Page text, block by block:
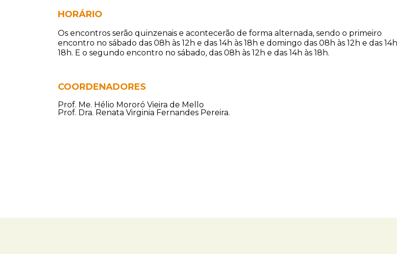
HORÁRIO
Os encontros serão quinzenais e acontecerão de forma alternada, sendo o primeiro
encontro no sábado das 08h às 12h e das 14h às 18h e domingo das 08h às 12h e das
18h. E o segundo encontro no sábado, das 08h às 12h e das 14h às 18h.
COORDENADORES
Prof. Me. Hélio Mororó Vieira de Mello
Prof. Dra. Renata Virginia Fernandes Pereira.